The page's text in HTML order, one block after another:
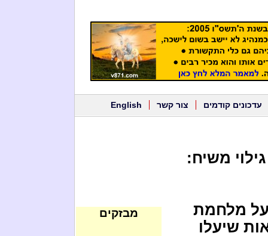
עדכונים קודמים צור קשר English
משיח:
על מלחמת
שיעלו
מבזקים